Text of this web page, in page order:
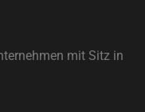
mit Sitz in